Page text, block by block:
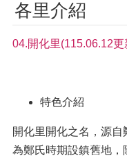
各里介紹
04.開化里(115.06.12更
特色介紹
開化里開化之名，源自
為鄭氏時期設鎮舊地